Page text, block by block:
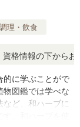
調理・飲食
情報の下からお読
的に学ぶことがで
物図鑑では学べな
ど、和ハーブに
。和ハーブを使